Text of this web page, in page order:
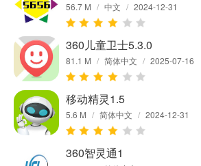
56.7 M / 中文 / 2024-12-31
360儿童卫士5.3.0
81.1 M / 简体中文 / 2025-07-16
移动精灵1.5
5.6 M / 简体中文 / 2024-12-31
360智灵通1